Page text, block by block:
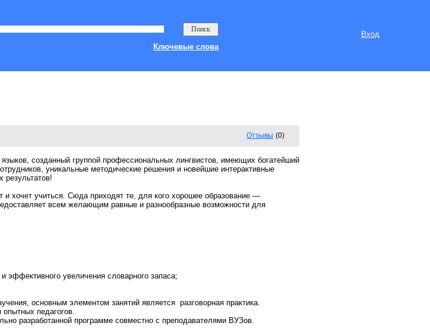
Вход
Ключевые слова
Отзывы (0)
созданный группой профессиональных лингвистов, имеющих богатейший
уникальные методические решения и новейшие интерактивные
результатов!
хочет учиться. Сюда приходят те, для кого хорошее образование —
всем желающим равные и разнообразные возможности для
увеличения словарного запаса;
основным элементом занятий является разговорная практика.
педагогов.
разработанной программе совместно с преподавателями ВУЗов.